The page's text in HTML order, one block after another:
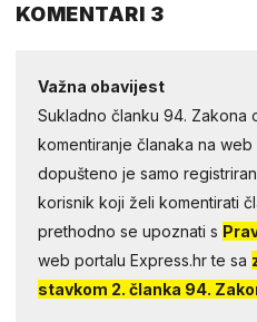
KOMENTARI 3
Važna obavijest
Sukladno članku 94. Zakona
komentiranje članaka na
dopušteno je samo
korisnik koji želi komentirati
prethodno se upoznati s
web portalu Express.hr te sa
stavkom 2. članka 94.